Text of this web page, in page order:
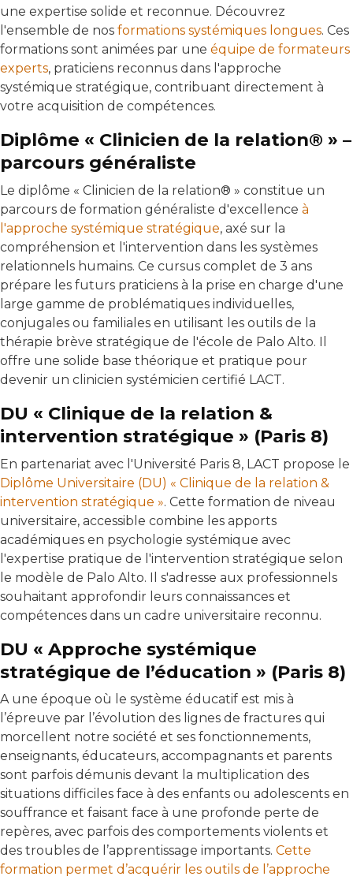
une expertise solide et reconnue. Découvrez
l'ensemble de nos formations systémiques longues. Ces
formations sont animées par une équipe de formateurs
experts, praticiens reconnus dans l'approche
systémique stratégique, contribuant directement à
votre acquisition de compétences.
Diplôme « Clinicien de la relation® » –
parcours généraliste
Le diplôme « Clinicien de la relation® » constitue un
parcours de formation généraliste d'excellence à
l'approche systémique stratégique, axé sur la
compréhension et l'intervention dans les systèmes
relationnels humains. Ce cursus complet de 3 ans
prépare les futurs praticiens à la prise en charge d'une
large gamme de problématiques individuelles,
conjugales ou familiales en utilisant les outils de la
thérapie brève stratégique de l'école de Palo Alto. Il
offre une solide base théorique et pratique pour
devenir un clinicien systémicien certifié LACT.
DU « Clinique de la relation &
intervention stratégique » (Paris 8)
En partenariat avec l'Université Paris 8, LACT propose le
Diplôme Universitaire (DU) « Clinique de la relation &
intervention stratégique ». Cette formation de niveau
universitaire, accessible combine les apports
académiques en psychologie systémique avec
l'expertise pratique de l'intervention stratégique selon
le modèle de Palo Alto. Il s'adresse aux professionnels
souhaitant approfondir leurs connaissances et
compétences dans un cadre universitaire reconnu.
DU « Approche systémique
stratégique de l’éducation » (Paris 8)
A une époque où le système éducatif est mis à
l’épreuve par l’évolution des lignes de fractures qui
morcellent notre société et ses fonctionnements,
enseignants, éducateurs, accompagnants et parents
sont parfois démunis devant la multiplication des
situations difficiles face à des enfants ou adolescents en
souffrance et faisant face à une profonde perte de
repères, avec parfois des comportements violents et
des troubles de l’apprentissage importants. Cette
formation permet d’acquérir les outils de l’approche